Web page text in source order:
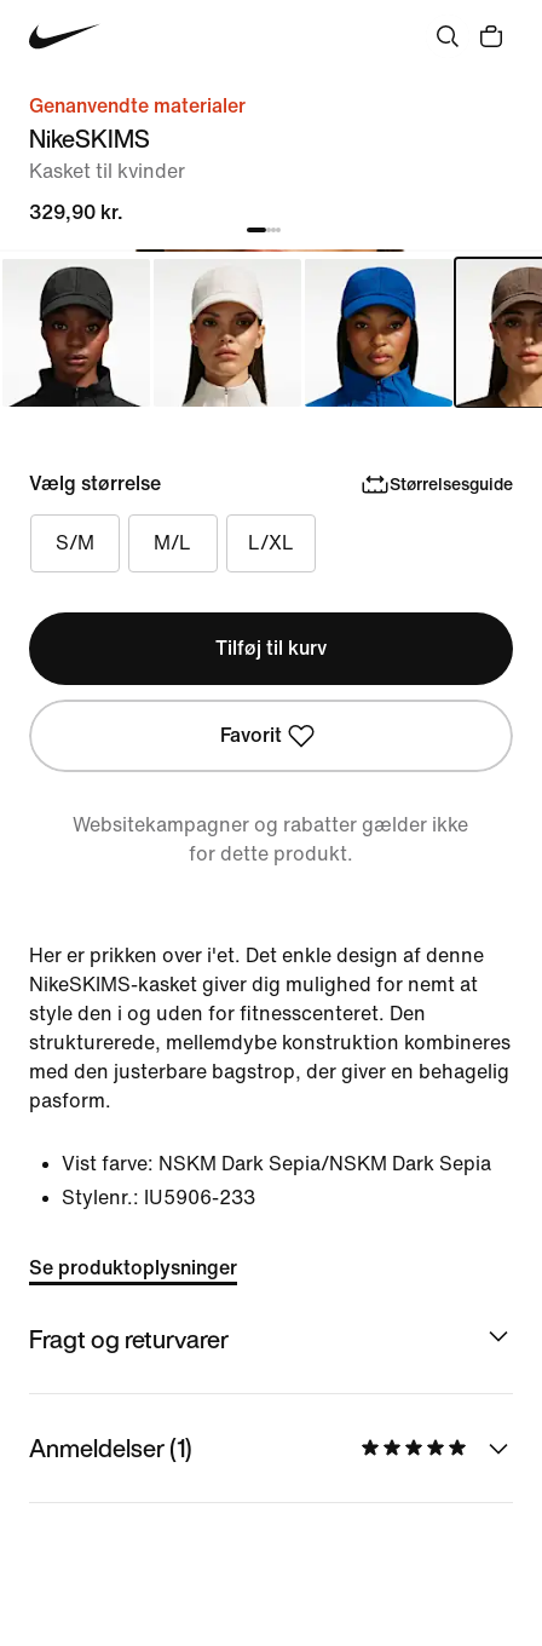
Genanvendte materialer
NikeSKIMS
Kasket til kvinder
329,90 kr.
Vælg størrelse Størrelsesguide
S/M M/L L/XL
Tilføj til kurv
Favorit
Websitekampagner og rabatter gælder ikke
for dette produkt.
Her er prikken over i'et. Det enkle design af denne
NikeSKIMS-kasket giver dig mulighed for nemt at
style den i og uden for fitnesscenteret. Den
strukturerede, mellemdybe konstruktion kombineres
med den justerbare bagstrop, der giver en behagelig
pasform.
Vist farve: NSKM Dark Sepia/NSKM Dark Sepia
Stylenr.: IU5906-233
Se produktoplysninger
Fragt og returvarer
Anmeldelser (1)